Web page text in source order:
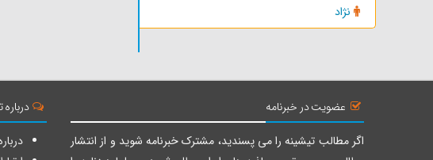
نژاد
عضویت در خبرنامه
اگر مطالب تیشینه را می پسندید، مشترک خبرنامه شوید و از انتشار